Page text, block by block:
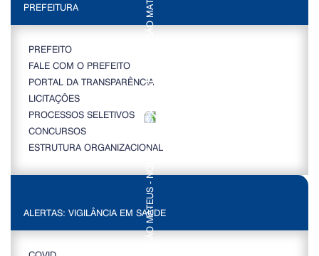
PREFEITURA
PREFEITO
FALE COM O PREFEITO
PORTAL DA TRANSPARÊNCIA
LICITAÇÕES
PROCESSOS SELETIVOS
CONCURSOS
ESTRUTURA ORGANIZACIONAL
ALERTAS: VIGILÂNCIA EM SAÚDE